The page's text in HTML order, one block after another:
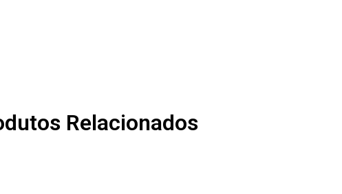
Relacionados